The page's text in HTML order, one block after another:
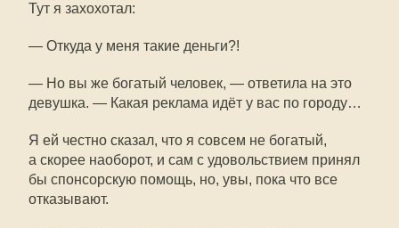
Тут я захохотал:
— Откуда у меня такие деньги?!
— Но вы же богатый человек, — ответила на это
девушка. — Какая реклама идёт у вас по городу…
Я ей честно сказал, что я совсем не богатый,
а скорее наоборот, и сам с удовольствием принял
бы спонсорскую помощь, но, увы, пока что все
отказывают.